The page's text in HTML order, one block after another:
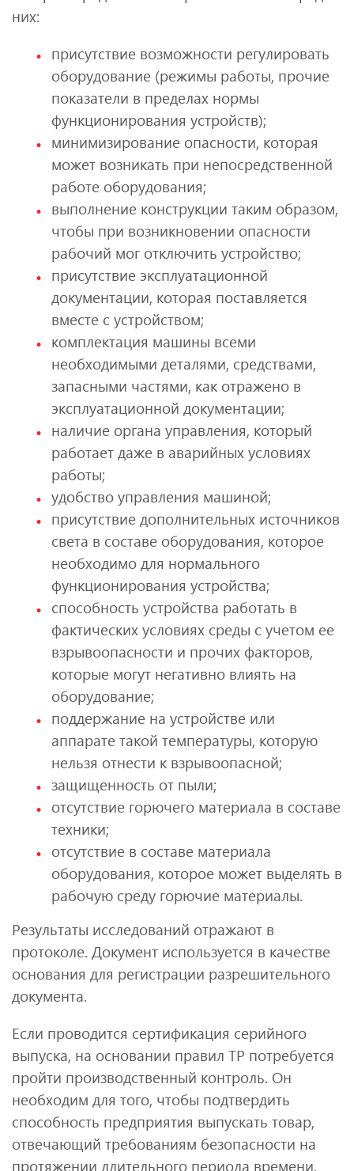
них:
присутствие возможности регулировать
оборудование (режимы работы, прочие
показатели в пределах нормы
функционирования устройств);
минимизирование опасности, которая
может возникать при непосредственной
работе оборудования;
выполнение конструкции таким образом,
чтобы при возникновении опасности
рабочий мог отключить устройство;
присутствие эксплуатационной
документации, которая поставляется
вместе с устройством;
комплектация машины всеми
необходимыми деталями, средствами,
запасными частями, как отражено в
эксплуатационной документации;
наличие органа управления, который
работает даже в аварийных условиях
работы;
удобство управления машиной;
присутствие дополнительных источников
света в составе оборудования, которое
необходимо для нормального
функционирования устройства;
способность устройства работать в
фактических условиях среды с учетом ее
взрывоопасности и прочих факторов,
которые могут негативно влиять на
оборудование;
поддержание на устройстве или
аппарате такой температуры, которую
нельзя отнести к взрывоопасной;
защищенность от пыли;
отсутствие горючего материала в составе
техники;
отсутствие в составе материала
оборудования, которое может выделять в
рабочую среду горючие материалы.
Результаты исследований отражают в
протоколе. Документ используется в качестве
основания для регистрации разрешительного
документа.
Если проводится сертификация серийного
выпуска, на основании правил ТР потребуется
пройти производственный контроль. Он
необходим для того, чтобы подтвердить
способность предприятия выпускать товар,
отвечающий требованиям безопасности на
протяжении длительного периода времени.